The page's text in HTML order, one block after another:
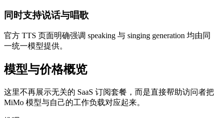
同时支持说话与唱歌
官方 TTS 页面明确强调 speaking 与 singing generation 均由同
一统一模型提供。
模型与价格概览
这里不再展示无关的 SaaS 订阅套餐，而是直接帮助访问者把
MiMo 模型与自己的工作负载对应起来。